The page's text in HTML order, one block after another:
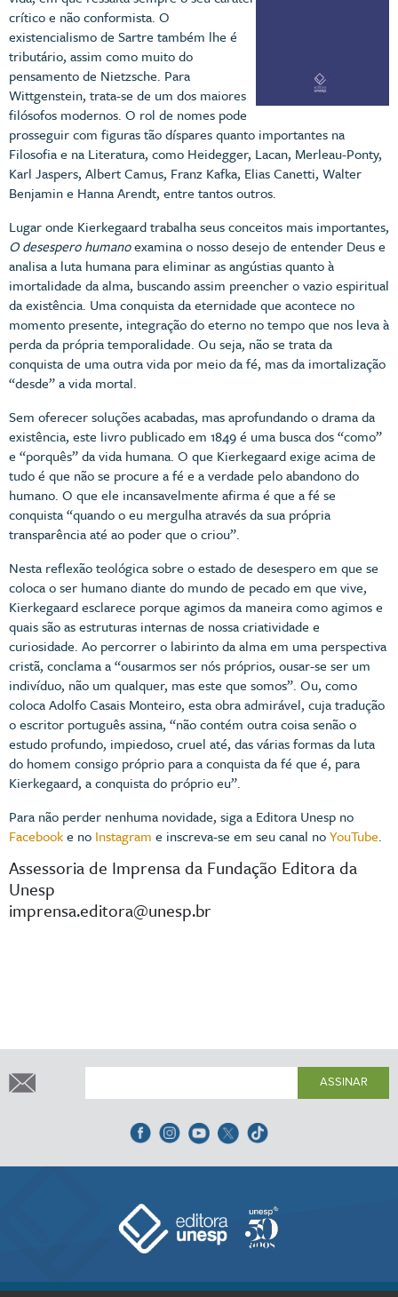
crítico e não conformista. O
existencialismo de Sartre também lhe é
tributário, assim como muito do
pensamento de Nietzsche. Para
Wittgenstein, trata-se de um dos maiores
filósofos modernos. O rol de nomes pode
prosseguir com figuras tão díspares quanto importantes na
Filosofia e na Literatura, como Heidegger, Lacan, Merleau-Ponty,
Karl Jaspers, Albert Camus, Franz Kafka, Elias Canetti, Walter
Benjamin e Hanna Arendt, entre tantos outros.
Lugar onde Kierkegaard trabalha seus conceitos mais importantes,
O desespero humanoexamina o nosso desejo de entender Deus e
analisa a luta humana para eliminar as angústias quanto à
imortalidade da alma, buscando assim preencher o vazio espiritual
da existência. Uma conquista da eternidade que acontece no
momento presente, integração do eterno no tempo que nos leva à
perda da própria temporalidade. Ou seja, não se trata da
conquista de uma outra vida por meio da fé, mas da imortalização
“desde” a vida mortal.
Sem oferecer soluções acabadas, mas aprofundando o drama da
existência, este livro publicado em 1849 é uma busca dos “como”
e “porquês” da vida humana. O que Kierkegaard exige acima de
tudo é que não se procure a fé e a verdade pelo abandono do
humano. O que ele incansavelmente afirma é que a fé se
conquista “quando o eu mergulha através da sua própria
transparência até ao poder que o criou”.
Nesta reflexão teológica sobre o estado de desespero em que se
coloca o ser humano diante do mundo de pecado em que vive,
Kierkegaard esclarece porque agimos da maneira como agimos e
quais são as estruturas internas de nossa criatividade e
curiosidade. Ao percorrer o labirinto da alma em uma perspectiva
cristã, conclama a “ousarmos ser nós próprios, ousar-se ser um
indivíduo, não um qualquer, mas este que somos”. Ou, como
coloca Adolfo Casais Monteiro, esta obra admirável, cuja tradução
o escritor português assina, “não contém outra coisa senão o
estudo profundo, impiedoso, cruel até, das várias formas da luta
do homem consigo próprio para a conquista da fé que é, para
Kierkegaard, a conquista do próprio eu”.
Para não perder nenhuma novidade, siga a Editora Unesp no
Facebooke no Instagram e inscreva-se em seu canal noYouTube.
Assessoria de Imprensa da Fundação Editora da
Unesp
imprensa.editora@unesp.br
ASSINAR